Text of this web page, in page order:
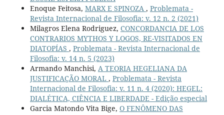
Enoque Feitosa, MARX E SPINOZA , Problemata -
Revista Internacional de Filosofia: v. 12 n. 2 (2021)
Milagros Elena Rodriguez, CONCORDANCIA DE LOS
CONTRARIOS MYTHOS Y LOGOS, RE-VISITADOS EN
DIATOPÍAS , Problemata - Revista Internacional de
Filosofia: v. 14 n. 5 (2023)
Armando Manchisi, A TEORIA HEGELIANA DA
JUSTIFICAÇÃO MORAL , Problemata - Revista
Internacional de Filosofia: v. 11 n. 4 (2020): HEGEL:
DIALÉTICA, CIÊNCIA E LIBERDADE - Edição especial
Garcia Matondo Vita Bige, O FENÔMENO DAS